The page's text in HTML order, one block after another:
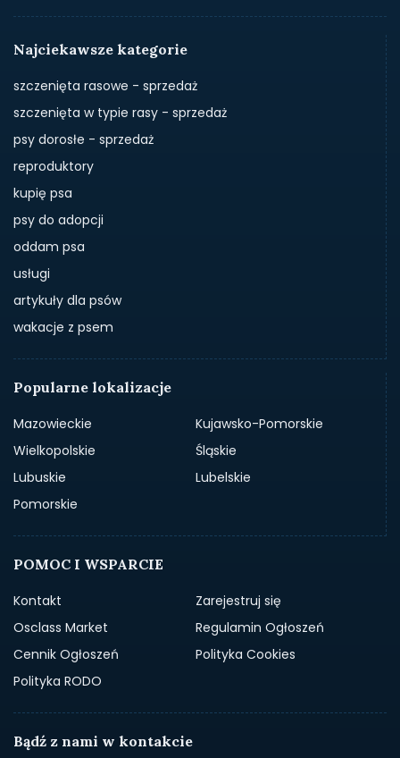
Najciekawsze kategorie
szczenięta rasowe - sprzedaż
szczenięta w typie rasy - sprzedaż
psy dorosłe - sprzedaż
reproduktory
kupię psa
psy do adopcji
oddam psa
usługi
artykuły dla psów
wakacje z psem
Popularne lokalizacje
Mazowieckie
Kujawsko-Pomorskie
Wielkopolskie
Śląskie
Lubuskie
Lubelskie
Pomorskie
POMOC I WSPARCIE
Kontakt
Zarejestruj się
Osclass Market
Regulamin Ogłoszeń
Cennik Ogłoszeń
Polityka Cookies
Polityka RODO
Bądź z nami w kontakcie